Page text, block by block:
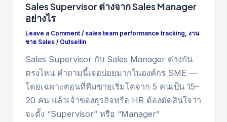
Sales Supervisor ต่างจาก Sales Manager
อย่างไร
Leave a Comment / sales team performance tracking, งาน
ขาย Sales/ Outsellin
Sales Supervisor กับ Sales Manager ต่างกัน
ตรงไหน คำถามนี้เจอบ่อยมากในองค์กร SME —
โดยเฉพาะตอนที่ทีมขายเริ่มโตจาก 5 คนเป็น 15–
20 คน แล้วเจ้าของธุรกิจหรือ HR ต้องตัดสินใจว่า
จะตั้ง “Supervisor” หรือ “Manager”